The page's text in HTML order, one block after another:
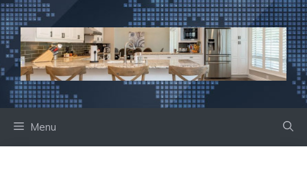
Ga
naar
de
inhoud
Menu